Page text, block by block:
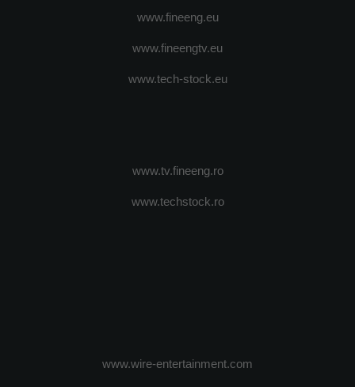
www.fineeng.eu
www.fineengtv.eu
www.tech-stock.eu
www.tv.fineeng.ro
www.techstock.ro
www.wire-entertainment.com